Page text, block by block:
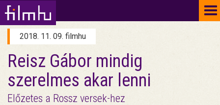
2018. 11. 09. filmhu
Reisz Gábor mindig
szerelmes akar lenni
Előzetes a Rossz versek-hez